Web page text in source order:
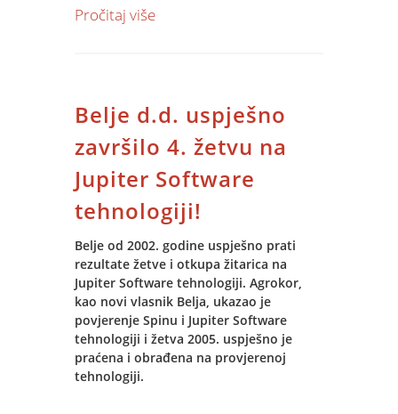
kvaliteti edukacije. Stoga je jedini
Pročitaj više
Belje d.d. uspješno
završilo 4. žetvu na
Jupiter Software
tehnologiji!
Belje od 2002. godine uspješno prati
rezultate žetve i otkupa žitarica na
Jupiter Software tehnologiji. Agrokor,
kao novi vlasnik Belja, ukazao je
povjerenje Spinu i Jupiter Software
tehnologiji i žetva 2005. uspješno je
praćena i obrađena na provjerenoj
tehnologiji.